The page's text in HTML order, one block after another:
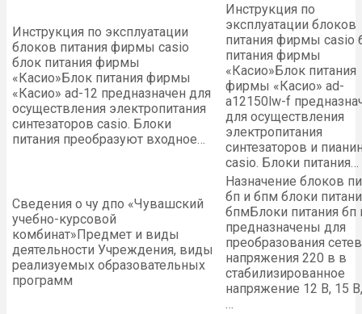
Инструкция по эксплуатации
блоков питания фирмы casio
блок питания фирмы
«Касио»Блок питания фирмы
«Касио» ad-12 предназначен для
осуществления электропитания
cинтезаторов casio. Блоки
питания преобразуют входное…
Инструкция по
эксплуатации блоков
питания фирмы casio
питания фирмы
«Касио»Блок питания
фирмы «Касио» ad-
a12150lw-f
для осуществления
электропитания
cинтезаторов и
casio. Блоки питания…
Сведения о чу дпо «Чувашский
учебно-курсовой
комбинат»Предмет и виды
деятельности Учреждения, виды
реализуемых образовательных
программ
Назначение блоков
бп и бпм блоки
бпмБлоки питания бп
предназначены для
преобразования
напряжения 220 в в
стабилизированное
напряжение 12 В, 15
…